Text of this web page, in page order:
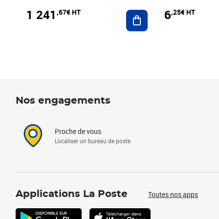
1 241 ,67€ HT Ajouter au panier
6,25€ HT
Nos engagements
Proche de vous
Localiser un bureau de poste
Applications La Poste Toutes nos apps